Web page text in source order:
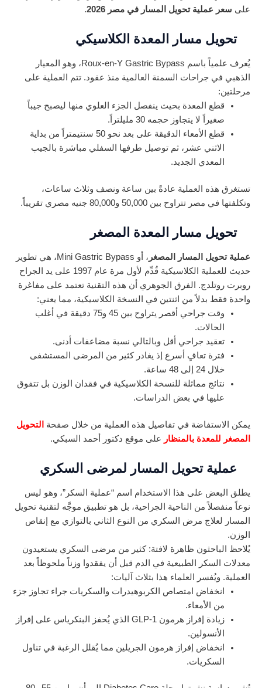
على سعر عملية تحويل المسار في مصر 2026 .
تحويل مسار المعدة الكلاسيكي
يُعرف علمياً باسم Roux-en-Y Gastric Bypass، وهو المعيار
الذهبي في جراحات السمنة العالمية منذ عقود. تتم العملية على
مرحلتين:
قطع المعدة بحيث ينفصل الجزء العلوي منها ليصبح جيباً
صغيراً لا يتجاوز حجمه 30 مليلتراً.
قطع الأمعاء الدقيقة على بعد نحو 50 سنتيمتراً من بداية
الاثني عشر، ثم توصيل طرفها السفلي مباشرة بالجيب
المعدي الجديد.
تستغرق هذه العملية عادةً بين ساعة ونصف وثلاث ساعات،
وتكلفتها في مصر تتراوح بين 50,000 و80,000 جنيه مصري تقريباً.
تحويل مسار المعدة المصغر
عملية تحويل المسار المصغر
، أو Mini Gastric Bypass، هي تطوير
حديث للعملية الكلاسيكية قُدِّم لأول مرة عام 1997 على يد الجراح
روبرت روتلدج. الفرق الجوهري أن هذه التقنية تعتمد على مفاغرة
واحدة فقط بدلاً من اثنتين في النسخة الكلاسيكية، مما يعني:
وقت جراحي أقصر يتراوح بين 45 و75 دقيقة في أغلب
الحالات.
تعقيد جراحي أقل وبالتالي نسبة مضاعفات أدنى.
فترة تعافٍ أسرع إذ يغادر كثير من المرضى المستشفى
خلال 24 إلى 48 ساعة.
نتائج مماثلة للنسخة الكلاسيكية في فقدان الوزن بل تتفوق
عليها في بعض الدراسات.
يمكن الاستفاضة في تفاصيل هذه العملية من خلال صفحة
التحويل
المصغر للمعدة بالمنظار على موقع دكتور أحمد السبكي.
عملية تحويل المسار لمرضى السكري
يطلق البعض على هذا الاستخدام اسم “عملية السكر”، وهو ليس
نوعاً منفصلاً من الناحية الجراحية، بل هو تطبيق موجَّه لتقنية تحويل
المسار لعلاج مرض السكري من النوع الثاني بالتوازي مع إنقاص
الوزن.
يُلاحظ الباحثون ظاهرة لافتة: كثير من مرضى السكري يستعيدون
معدلات السكر الطبيعية في الدم قبل أن يفقدوا وزناً ملحوظاً بعد
العملية. ويُفسر العلماء هذا بثلاث آليات:
انخفاض امتصاص الكربوهيدرات والسكريات جراء تجاوز جزء
من الأمعاء.
زيادة إفراز هرمون GLP-1 الذي يُحفز البنكرياس على إفراز
الأنسولين.
انخفاض إفراز هرمون الجريلين مما يُقلل الرغبة في تناول
السكريات.